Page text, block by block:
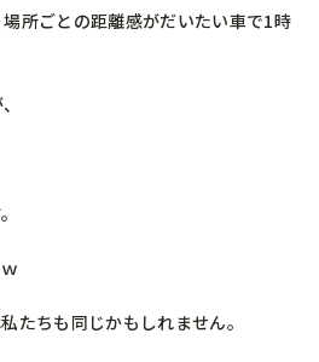
所ごとの距離感がだいたい車で1時
たちも同じかもしれません。